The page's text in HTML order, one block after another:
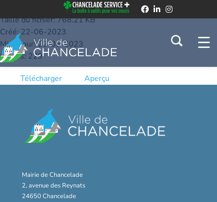
Taille du fichier: 768.21 KB
Créé: 22-06-2023
Mis à jour: 22-06-2023
Succès: 229
Télécharger Aperçu
Mairie de Chancelade
2, avenue des Reynats
24650 Chancelade